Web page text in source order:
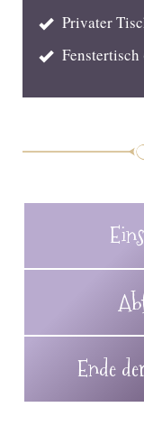
Privater
Ende